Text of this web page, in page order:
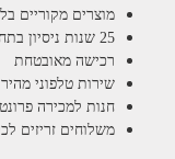
מוצרים מקוריים
25 שנות ניסיון בתחום מוצרי השיער והטיפוח
רכישה מאובטחת
שירות טלפוני
חנות למכירה
משלוחים זריזים